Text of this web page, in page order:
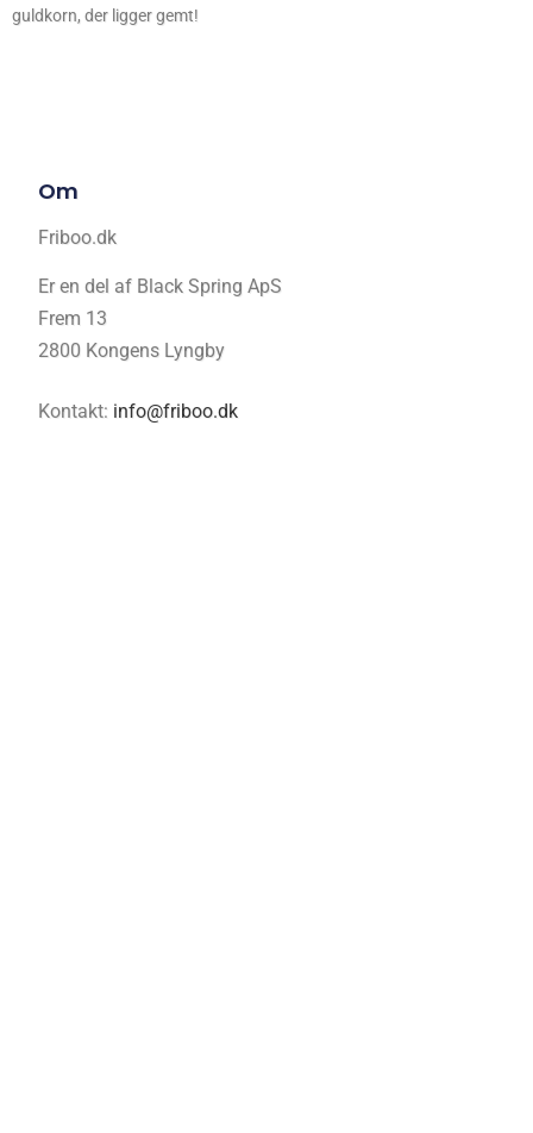
guldkorn, der ligger gemt!
Om
Friboo.dk
Er en del af Black Spring ApS
Frem 13
2800 Kongens Lyngby
Kontakt: info@friboo.dk